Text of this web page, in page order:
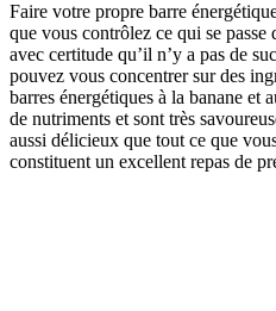
Faire votre propre barre
que vous contrôlez ce qui se passe
avec certitude qu’il n’y a pas de
pouvez vous concentrer sur des
barres énergétiques à la banane et
de nutriments et sont très
aussi délicieux que tout ce que
constituent un excellent repas de